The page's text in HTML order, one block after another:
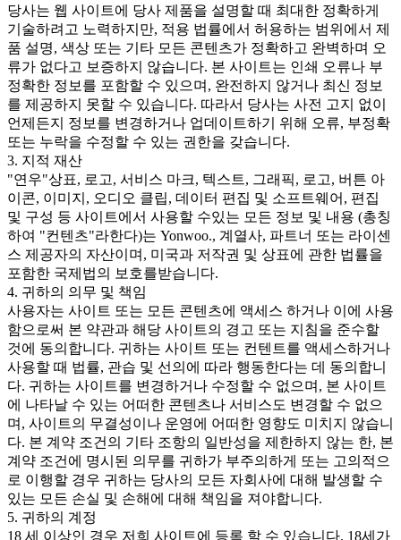
당사는 웹 사이트에 당사 제품을 설명할 때 최대한 정확하게
기술하려고 노력하지만, 적용 법률에서 허용하는 범위에서 제
품 설명, 색상 또는 기타 모든 콘텐츠가 정확하고 완벽하며 오
류가 없다고 보증하지 않습니다. 본 사이트는 인쇄 오류나 부
정확한 정보를 포함할 수 있으며, 완전하지 않거나 최신 정보
를 제공하지 못할 수 있습니다. 따라서 당사는 사전 고지 없이
언제든지 정보를 변경하거나 업데이트하기 위해 오류, 부정확
또는 누락을 수정할 수 있는 권한을 갖습니다.
3. 지적 재산
"연우"상표, 로고, 서비스 마크, 텍스트, 그래픽, 로고, 버튼 아
이콘, 이미지, 오디오 클립, 데이터 편집 및 소프트웨어, 편집
및 구성 등 사이트에서 사용할 수있는 모든 정보 및 내용 (총칭
하여 "컨텐츠"라한다)는 Yonwoo., 계열사, 파트너 또는 라이센
스 제공자의 자산이며, 미국과 저작권 및 상표에 관한 법률을
포함한 국제법의 보호를받습니다.
4. 귀하의 의무 및 책임
사용자는 사이트 또는 모든 콘텐츠에 액세스 하거나 이에 사용
함으로써 본 약관과 해당 사이트의 경고 또는 지침을 준수할
것에 동의합니다. 귀하는 사이트 또는 컨텐트를 액세스하거나
사용할 때 법률, 관습 및 선의에 따라 행동한다는 데 동의합니
다. 귀하는 사이트를 변경하거나 수정할 수 없으며, 본 사이트
에 나타날 수 있는 어떠한 콘텐츠나 서비스도 변경할 수 없으
며, 사이트의 무결성이나 운영에 어떠한 영향도 미치지 않습니
다. 본 계약 조건의 기타 조항의 일반성을 제한하지 않는 한, 본
계약 조건에 명시된 의무를 귀하가 부주의하게 또는 고의적으
로 이행할 경우 귀하는 당사의 모든 자회사에 대해 발생할 수
있는 모든 손실 및 손해에 대해 책임을 져야합니다.
5. 귀하의 계정
18 세 이상인 경우 저희 사이트에 등록 할 수 있습니다. 18세가